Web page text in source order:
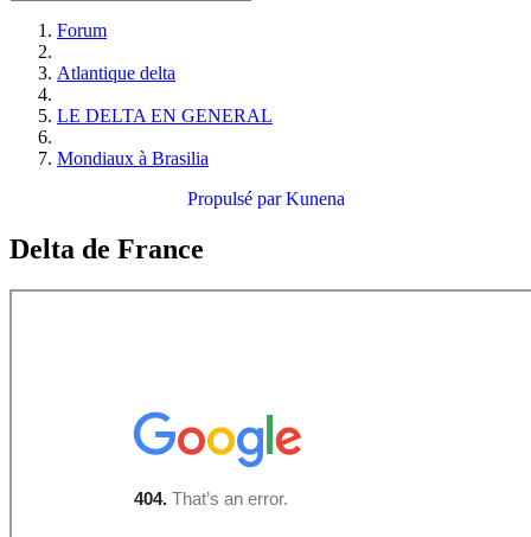
Forum
Atlantique delta
LE DELTA EN GENERAL
Mondiaux à Brasilia
Propulsé parKunena
Delta de France